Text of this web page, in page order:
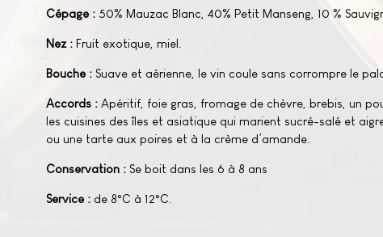
Cépage : 50% Mauzac Blanc, 40% Petit Manseng, 10 %
Nez : Fruit exotique, miel.
Bouche : Suave et aérienne, le vin coule sans corrompre le
Accords : Apéritif, foie gras, fromage de chèvre, brebis, un
les cuisines des îles et asiatique qui marient sucré-salé et
ou une tarte aux poires et à la crème d’amande.
Conservation : Se boit dans les 6 à 8 ans
Service : de 8°C à 12°C.